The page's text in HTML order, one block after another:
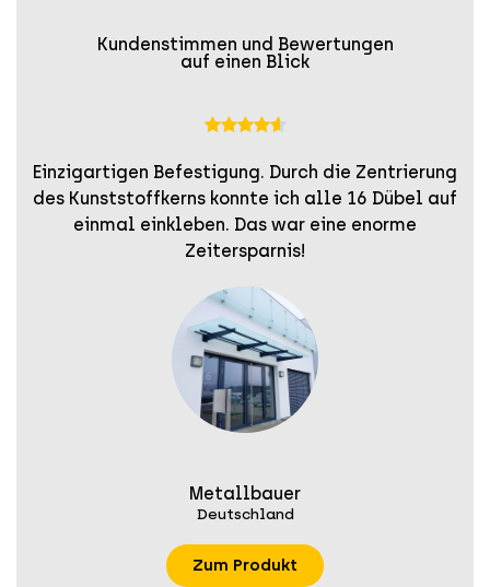
Kundenstimmen und Bewertungen
auf einen Blick

Einzigartigen Befestigung. Durch die Zentrierung
des Kunststoffkerns konnte ich alle 16 Dübel auf
einmal einkleben. Das war eine enorme
Zeitersparnis!
Metallbauer
Deutschland
Zum Produkt